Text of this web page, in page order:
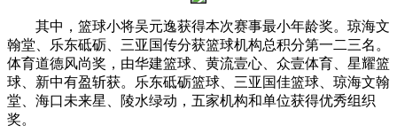
其中，篮球小将吴元逸获得本次赛事最小年龄奖。琼海文
翰堂、乐东砥砺、三亚国传分获篮球机构总积分第一二三名。
体育道德风尚奖，由华建篮球、黄流壹心、众壹体育、星耀篮
球、新中有盈斩获。乐东砥砺篮球、三亚国佳篮球、琼海文翰
堂、海口未来星、陵水绿动，五家机构和单位获得优秀组织
奖。